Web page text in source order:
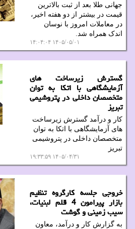
جهانی طلا بعد از ثبت بالاترین
قیمت در بیشتر از دو هفته اخیر،
در معاملات امروز با نوسان
اندک همراه شد.
۱۴۰۵/۰۵/۰۱ ۱۴:۰۴:۰۴
گسترش زیرساخت های
آزمایشگاهی با اتکا به توان
متخصصان داخلی در پتروشیمی
تبریز
کار و درآمد گسترش زیرساخت
های آزمایشگاهی با اتکا به توان
متخصصان داخلی در پتروشیمی
تبریز
۱۴۰۵/۰۴/۳۱ ۱۹:۳۳:۵۹
خروجی جلسه کارگروه تنظیم
بازار پیرامون 4 قلم لبنیات،
سیب زمینی و گوشت
به گزارش کار و درآمد، معاون